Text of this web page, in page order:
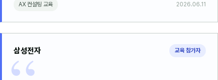
고객사 레퍼런스
온라인강의 수강 후기
AX 컨설팅 교육 2026.06.11
삼성전자 교육 참가자